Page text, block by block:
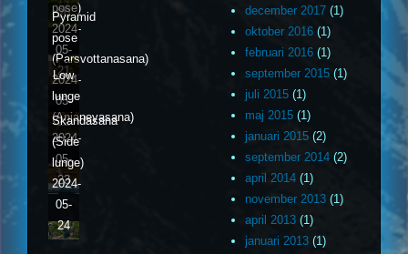
20
pose)
2024-
05-
21
Pyramid
pose
(Parsvottanasana)
2024-
05-
22
Low
lunge
(Anjaneyasana)
2024-
05-
23
Skandasana
(Side
lunge)
2024-
05-
24
december 2017 (1)
oktober 2016 (1)
februari 2016 (1)
september 2015 (1)
juli 2015 (1)
maj 2015 (1)
januari 2015 (2)
september 2014 (2)
april 2014 (1)
november 2013 (1)
april 2013 (1)
januari 2013 (1)